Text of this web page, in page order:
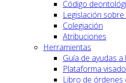
Código
Legislación
Colegiación
Atribuciones
Herramientas
Guía de ayudas
Plataforma
Libro de órdenes